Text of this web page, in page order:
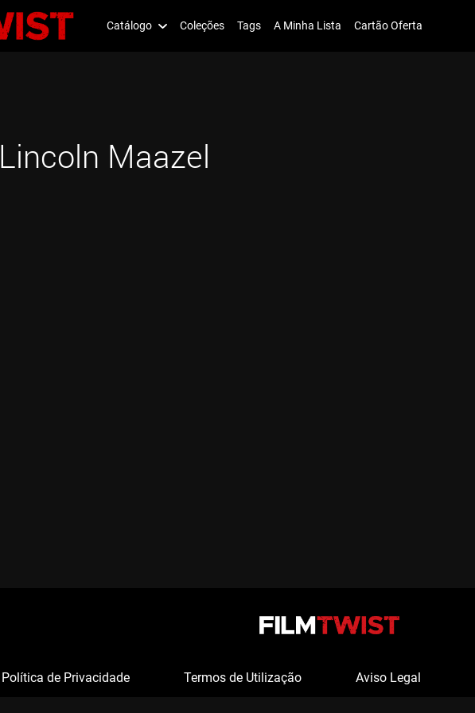
Catálogo Coleções Tags A Minha Lista Cartão Oferta
Lincoln Maazel
Política de Privacidade Termos de Utilização Aviso Legal